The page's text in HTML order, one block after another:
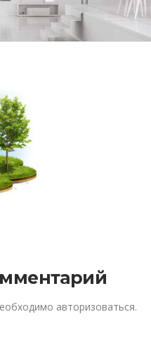
авторизоваться.